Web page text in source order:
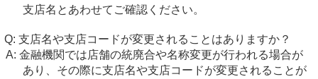
支店名とあわせてご確認ください。
支店名や支店コードが変更されることはありますか？
金融機関では店舗の統廃合や名称変更が行われる場合が
あり、その際に支店名や支店コードが変更されることが